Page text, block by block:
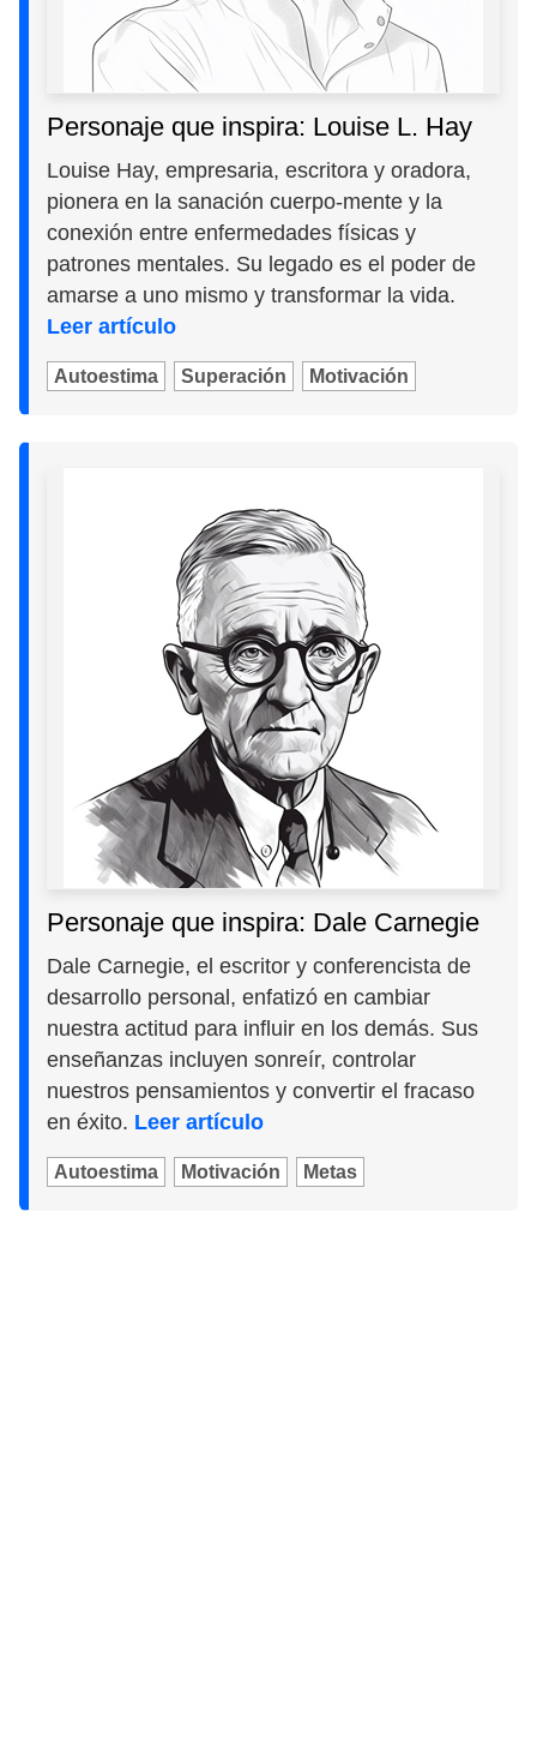
Personaje que inspira: Louise L. Hay
Louise Hay, empresaria, escritora y oradora,
pionera en la sanación cuerpo-mente y la
conexión entre enfermedades físicas y
patrones mentales. Su legado es el poder de
amarse a uno mismo y transformar la vida.
Leer artículo
Autoestima Superación Motivación
Personaje que inspira: Dale Carnegie
Dale Carnegie, el escritor y conferencista de
desarrollo personal, enfatizó en cambiar
nuestra actitud para influir en los demás. Sus
enseñanzas incluyen sonreír, controlar
nuestros pensamientos y convertir el fracaso
en éxito. Leer artículo
Autoestima Motivación Metas